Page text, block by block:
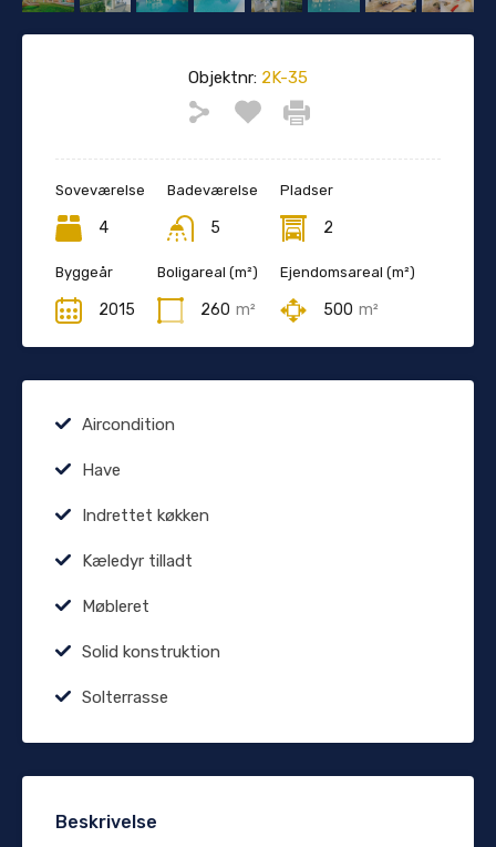
Objektnr: 2K-35
Soveværelse
4
Badeværelse
5
Pladser
2
Byggeår
2015
Boligareal (m²)
260 m²
Ejendomsareal (m²)
500 m²
Aircondition
Have
Indrettet køkken
Kæledyr tilladt
Møbleret
Solid konstruktion
Solterrasse
Beskrivelse